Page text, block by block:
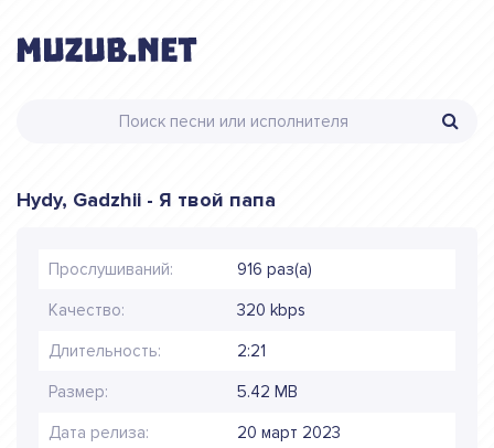
Hydy, Gadzhii - Я твой папа
Прослушиваний: 916 раз(а)
Качество: 320 kbps
Длительность: 2:21
Размер: 5.42 MB
Дата релиза: 20 март 2023